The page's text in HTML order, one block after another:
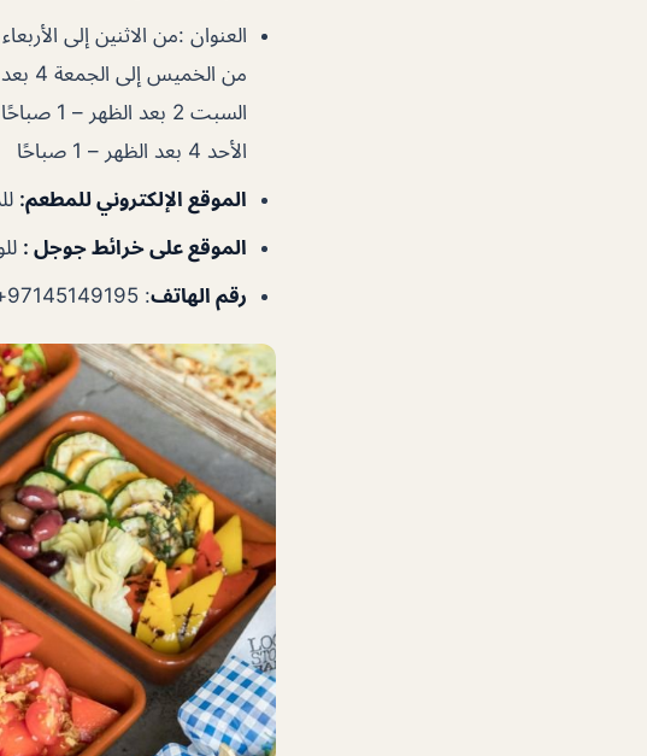
العنوان :من الاثنين إلى الأربعاء 4 بعد الظهر – 1 صباحًا
من الخميس إلى الجمعة 4 بعد الظهر – 3 صباحًا
السبت 2 بعد الظهر – 1 صباحًا
الأحد 4 بعد الظهر – 1 صباحًا
الموقع الإلكتروني للمطعم:
الموقع على خرائط جوجل :
رقم الهاتف: 97145149195+